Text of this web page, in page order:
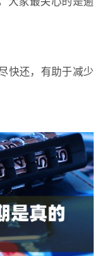
快还，有助于减少